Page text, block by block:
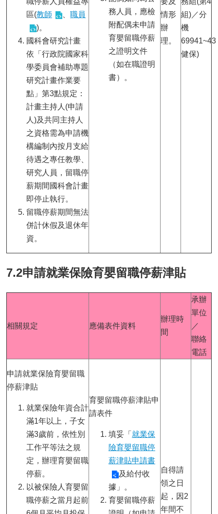
區(教師
職員
)。
國科會研究計畫
依「行政院國家科
學委員會補助專題
研究計畫作業要
點」第3點規定：
計畫主持人(申請
人)及共同主持人
之資格需為申請機
構編制內按月支給
待遇之專任教學、
研究人員，留職停
薪期間國科會計畫
即停止執行。
留職停薪期間無法
併計休假及退休年
資。
務人員，應檢
附配偶未申請
育嬰留職停薪
之證明文件
（如在職證明
書）。
情形
辦
理。
組)／分
機
健保)
7.2申請就業保險育嬰留職停薪津貼
相關規定 應備表件資料
辦理時
間
承辦
單位
／
聯絡
電話
申請就業保險育嬰留職
停薪津貼
就業保險年資合計
滿1年以上，子女
滿3歲前，依性別
工作平等法之規
定，辦理育嬰留職
停薪。
以被保險人育嬰留
職停薪之當月起前
育嬰留職停薪津貼申
請表件
填妥「 就業保
險育嬰留職停
薪津貼申請書
及給付收
據」。
育嬰留職停薪
自得請
領之日
起，因2
年間不